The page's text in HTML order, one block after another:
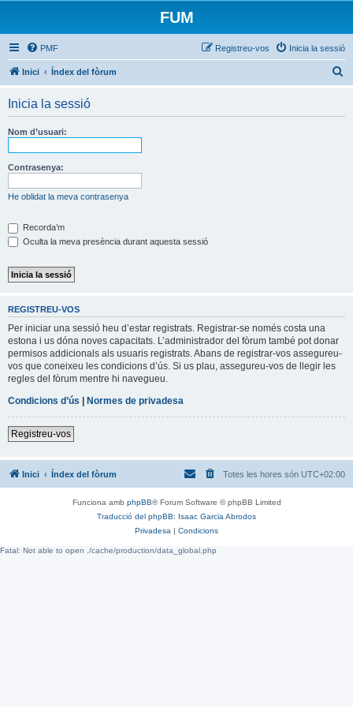
FUM
PMF Inicia la sessió
Registreu-vos
Inici Índex del fòrum
Inicia la sessió
Nom d’usuari:
Contrasenya:
He oblidat la meva contrasenya
Recorda’m
Oculta la meva presència durant aquesta sessió
REGISTREU-VOS
Per iniciar una sessió heu d’estar registrats. Registrar-se només costa una
estona i us dóna noves capacitats. L’administrador del fòrum també pot donar
permisos addicionals als usuaris registrats. Abans de registrar-vos assegureu-
vos que coneixeu les condicions d’ús. Si us plau, assegureu-vos de llegir les
regles del fòrum mentre hi navegueu.
Condicions d’ús | Normes de privadesa
Registreu-vos
Inici Índex del fòrum Totes les hores són UTC+02:00
Funciona amb phpBB® Forum Software © phpBB Limited
Traducció del phpBB: Isaac Garcia Abrodos
Privadesa | Condicions
Fatal: Not able to open ./cache/production/data_global.php